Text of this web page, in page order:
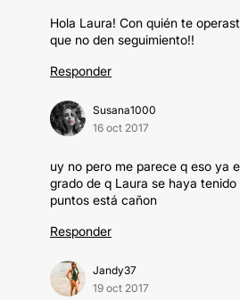
Hola Laura! Con quién te
que no den seguimiento!!
Responder
Susana1000
16 oct 2017
uy no pero me parece q eso ya
grado de q Laura se haya
puntos está cañon
Responder
Jandy37
19 oct 2017